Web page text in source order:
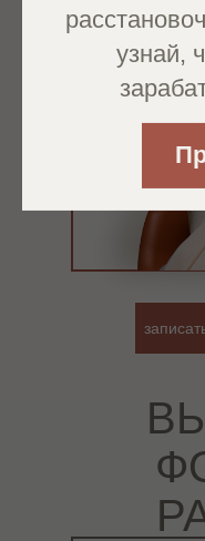
узнай,